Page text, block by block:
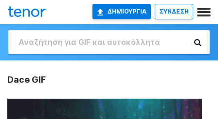
ΔΗΜΙΟΥΡΓΊΑ ΣΥΝΔΕΣΗ
Dace GIF